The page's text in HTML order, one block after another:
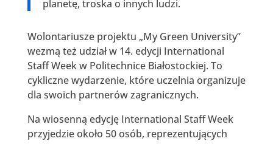
planetę, troska o innych ludzi.
Wolontariusze projektu „My Green University”
wezmą też udział w 14. edycji International
Staff Week w Politechnice Białostockiej. To
cykliczne wydarzenie, które uczelnia organizuje
dla swoich partnerów zagranicznych.
Na wiosenną edycję International Staff Week
przyjedzie około 50 osób, reprezentujących